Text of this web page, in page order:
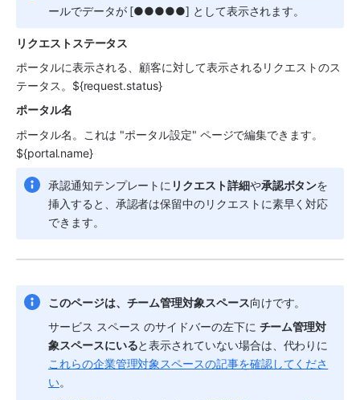
ールでデータが [●●●●●] として表示されます。
リクエストステータス
ポータルに表示される、顧客に対して表示されるリクエストのス
テータス。${request.status}
ポータル名
ポータル名。これは "ポータル設定" ページで編集できます。
${portal.name}
承認通知テンプレートに リクエスト詳細や承認ボタンを
挿入すると、承認者は保留中のリクエストに素早く対応
できます。
このページは、 チーム管理対象スペース向けです。
サービス スペース のサイドバーの左下に チーム管理対
象スペースにいると表示されていない場合は、代わりに
これらの企業管理対象スペースの記事を確認してくださ
い。